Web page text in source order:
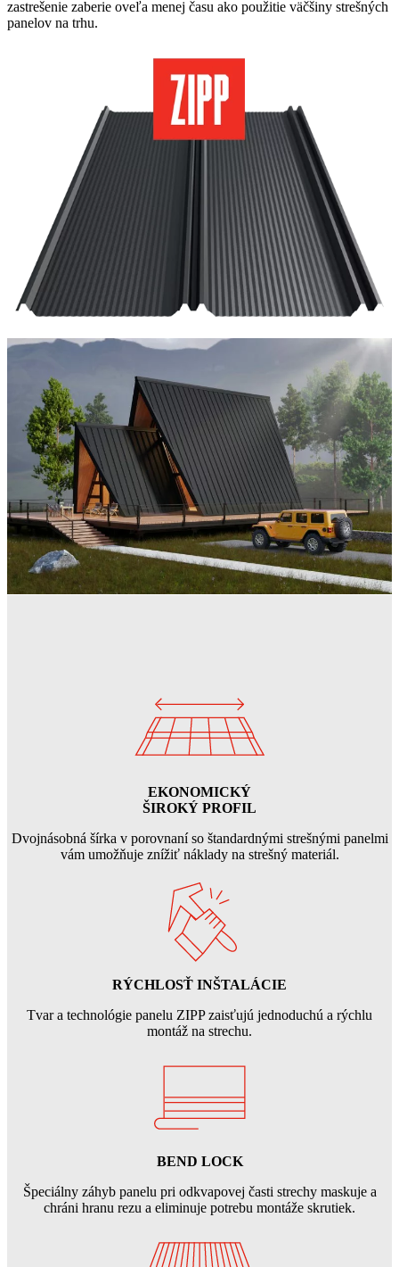
zastrešenie zaberie oveľa menej času ako použitie väčšiny strešných
panelov na trhu.
EKONOMICKÝ
ŠIROKÝ PROFIL
Dvojnásobná šírka v porovnaní so štandardnými strešnými panelmi
vám umožňuje znížiť náklady na strešný materiál.
RÝCHLOSŤ INŠTALÁCIE
Tvar a technológie panelu ZIPP zaisťujú jednoduchú a rýchlu
montáž na strechu.
BEND LOCK
Špeciálny záhyb panelu pri odkvapovej časti strechy maskuje a
chráni hranu rezu a eliminuje potrebu montáže skrutiek.